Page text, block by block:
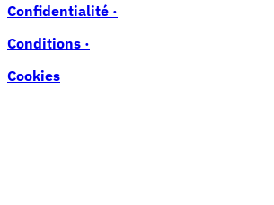
Confidentialité ·
Conditions ·
Cookies